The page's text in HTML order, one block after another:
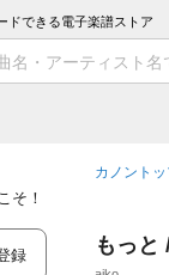
ドできる電子楽譜ストア
そ！
録
カノント
もっと